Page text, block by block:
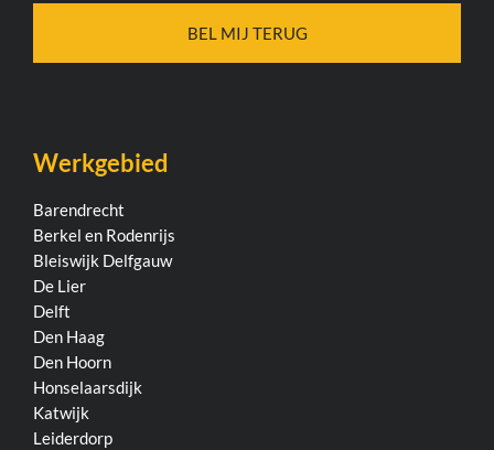
Werkgebied
Barendrecht
Berkel en Rodenrijs
Bleiswijk Delfgauw
De Lier
Delft
Den Haag
Den Hoorn
Honselaarsdijk
Katwijk
Leiderdorp